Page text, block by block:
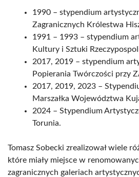
1990 – stypendium
Zagranicznych Królestwa
1991 – 1993 – stypendium
Kultury i Sztuki
2017, 2019 – stypendium
Popierania Twórczości przy
2017, 2019, 2023 –
Marszałka Województwa
2024 – Stypendium
Torunia.
Tomasz Sobecki zrealizował wiele
które miały miejsce w
zagranicznych galeriach